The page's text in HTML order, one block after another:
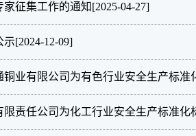
征集工作的通知[2025-04-27]
示[2024-12-09]
业有限公司为有色行业安全生产标准
责任公司为化工行业安全生产标准化